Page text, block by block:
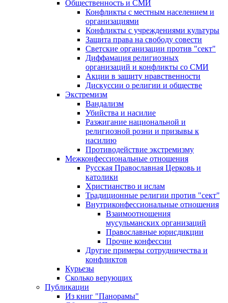
Общественность и СМИ
Конфликты с местным населением и
организациями
Конфликты с учреждениями культуры
Защита права на свободу совести
Светские организации против "сект"
Диффамация религиозных
организаций и конфликты со СМИ
Акции в защиту нравственности
Дискуссии о религии и обществе
Экстремизм
Вандализм
Убийства и насилие
Разжигание национальной и
религиозной розни и призывы к
насилию
Противодействие экстремизму
Межконфессиональные отношения
Русская Православная Церковь и
католики
Христианство и ислам
Традиционные религии против "сект"
Внутриконфессиональные отношения
Взаимоотношения
мусульманских организаций
Православные юрисдикции
Прочие конфессии
Другие примеры сотрудничества и
конфликтов
Курьезы
Сколько верующих
Публикации
Из книг "Панорамы"